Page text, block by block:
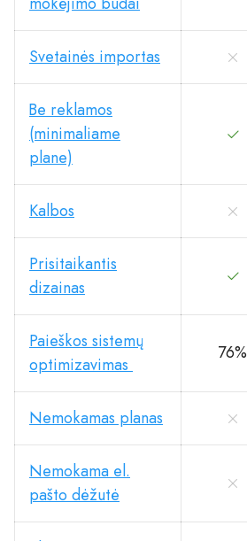
Svetainės importas
Be reklamos
(minimaliame
plane)
Kalbos
Prisitaikantis
dizainas
Paieškos sistemų
optimizavimas
76%
Nemokamas planas
Nemokama el.
pašto dėžutė